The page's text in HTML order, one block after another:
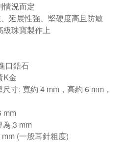
情況而定
延展性強、堅硬度高且防敏
級珠寶製作上
口鋯石
K金
寸: 寬約 4 mm，高約 6 mm ，
mm
3 mm
(一般耳針粗度)